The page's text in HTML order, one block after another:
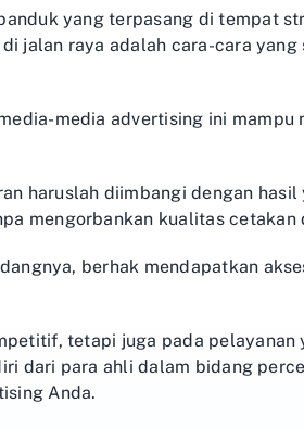
yang terpasang di tempat
jalan raya adalah cara-cara
media advertising ini mampu
haruslah diimbangi dengan
mengorbankan kualitas cetakan
berhak mendapatkan
tetapi juga pada pelayanan
dari para ahli dalam bidang
Anda.